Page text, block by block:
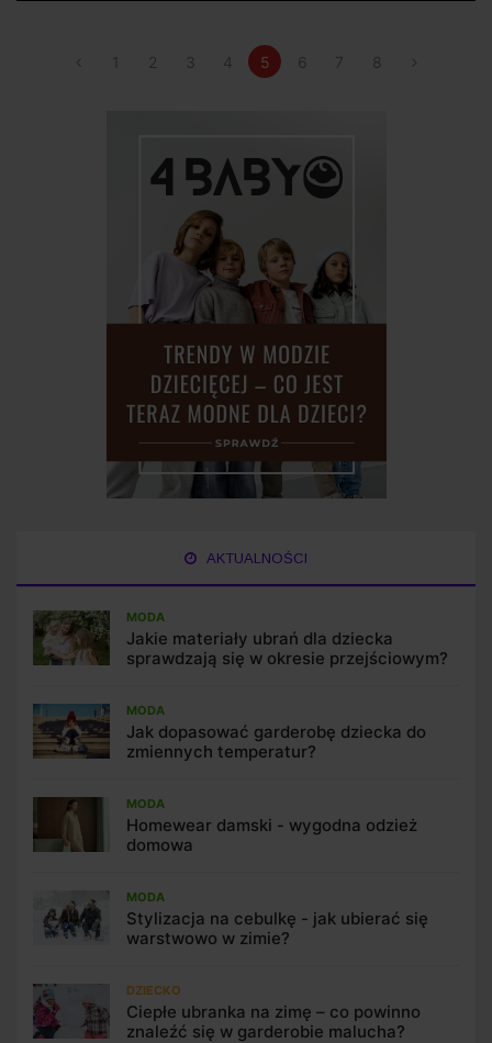
1 2 3 4 5 6 7 8
AKTUALNOŚCI
MODA
Jakie materiały ubrań dla dziecka
sprawdzają się w okresie przejściowym?
MODA
Jak dopasować garderobę dziecka do
zmiennych temperatur?
MODA
Homewear damski - wygodna odzież
domowa
MODA
Stylizacja na cebulkę - jak ubierać się
warstwowo w zimie?
DZIECKO
Ciepłe ubranka na zimę – co powinno
znaleźć się w garderobie malucha?